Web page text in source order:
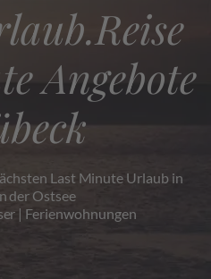
Angebote
Last Minute Urlaub in
der Ostsee
| Ferienwohnungen